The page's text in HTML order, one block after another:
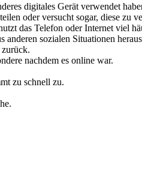
digitales Gerät verwendet
oder versucht sogar, diese zu
das Telefon oder Internet viel
sozialen Situationen
nachdem es online war.
zu schnell zu.